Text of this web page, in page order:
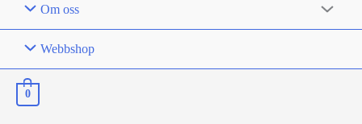
Om oss
Webbshop
0